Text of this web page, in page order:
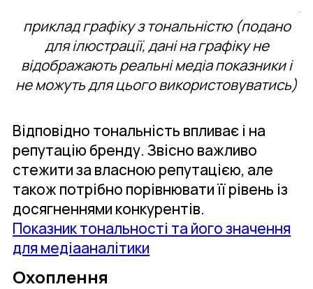
приклад графіку з тональністю (подано
для ілюстрації, дані на графіку не
відображають реальні медіа показники і
не можуть для цього використовуватись)
Відповідно тональність впливає і на
репутацію бренду. Звісно важливо
стежити за власною репутацією, але
також потрібно порівнювати її рівень із
досягненнями конкурентів.
Показник тональності та його значення
для медіааналітики
Охоплення